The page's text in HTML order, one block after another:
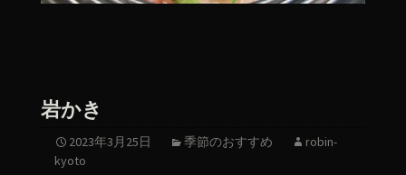
岩かき
2023年3月25日 季節のおすすめ
robin-
kyoto